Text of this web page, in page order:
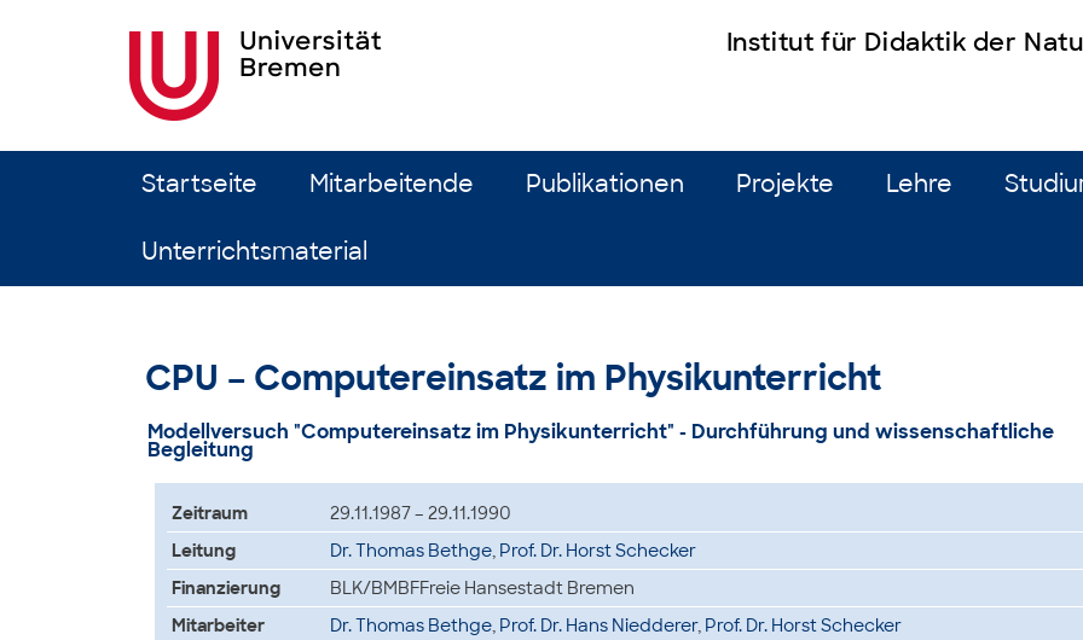
Institut für Didaktik der
Zum Inhalt springen
Startseite Mitarbeitende Publikationen Projekte Lehre
Unterrichtsmaterial
CPU – Computereinsatz im Physikunterricht
Modellversuch "Computereinsatz im Physikunterricht" - Durchführung und wissenschaftliche
Begleitung
Zeitraum
29.11.1987 – 29.11.1990
Leitung
Dr. Thomas Bethge, Prof. Dr. Horst Schecker
Finanzierung
BLK/BMBFFreie Hansestadt Bremen
Mitarbeiter
Dr. Thomas Bethge, Prof. Dr. Hans Niedderer, Prof. Dr. Horst Schecker